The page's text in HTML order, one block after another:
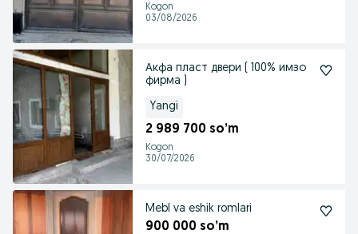
Kogon
03/08/2026
Акфа пласт двери ( 100% имзо
фирма )
Yangi
2 989 700 so’m
Kogon
30/07/2026
Mebl va eshik romlari
900 000 so’m